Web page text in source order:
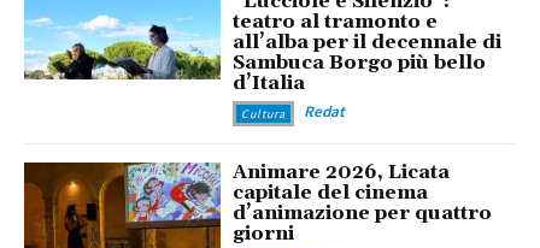
teatro al tramonto e
all’alba per il decennale di
Sambuca Borgo più bello
d’Italia
Cultura Redat
Animare 2026, Licata
capitale del cinema
d’animazione per quattro
giorni